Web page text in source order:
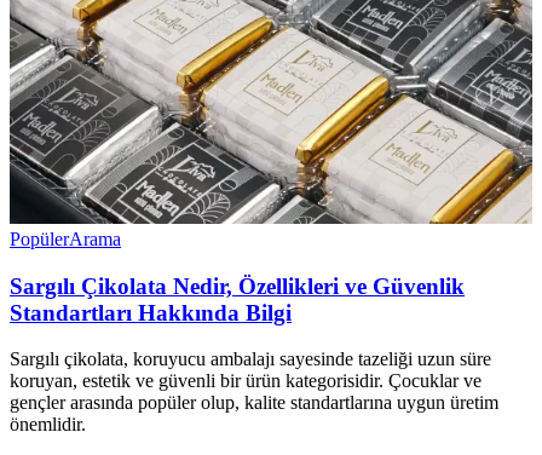
PopülerArama
Sargılı Çikolata Nedir, Özellikleri ve Güvenlik
Standartları Hakkında Bilgi
Sargılı çikolata, koruyucu ambalajı sayesinde tazeliği uzun süre
koruyan, estetik ve güvenli bir ürün kategorisidir. Çocuklar ve
gençler arasında popüler olup, kalite standartlarına uygun üretim
önemlidir.